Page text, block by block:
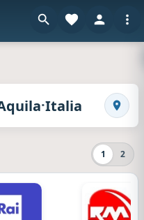
L Aquila · Italia
·Italia
1 2